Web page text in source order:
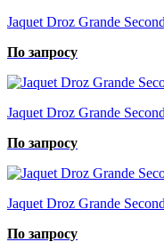
Jaquet Droz Grande
По запросу
Jaquet Droz Grande
По запросу
Jaquet Droz Grande
По запросу